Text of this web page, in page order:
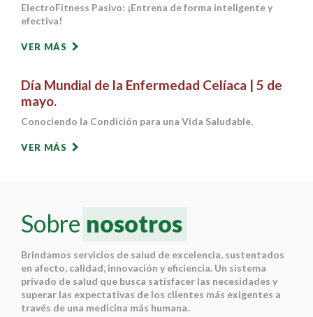
ElectroFitness Pasivo: ¡Entrena de forma inteligente y
efectiva!
VER MÁS
Día Mundial de la Enfermedad Celíaca | 5 de
mayo.
Conociendo la Condición para una Vida Saludable.
VER MÁS
Sobre nosotros
Brindamos servicios de salud de excelencia, sustentados
en afecto, calidad, innovación y eficiencia. Un sistema
privado de salud que busca satisfacer las necesidades y
superar las expectativas de los clientes más exigentes a
través de una medicina más humana.